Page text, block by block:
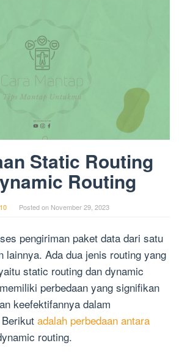
Static Routing
Routing
Posted on November 29, 2023
pengiriman paket data dari satu
lainnya. Ada dua jenis routing yang
static routing dan dynamic
perbedaan yang signifikan
keefektifannya dalam
adalah perbedaan antara
routing.